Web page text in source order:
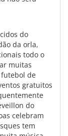
do
da orla,
todo o
muitas
de
gratuitos
do
celebram
tem